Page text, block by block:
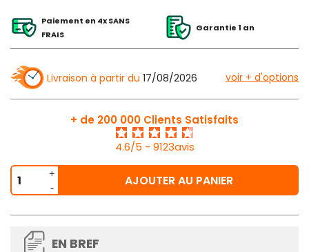
Paiement en 4x SANS
FRAIS
Garantie 1 an
Livraison à partir du 17/08/2026 voir + d'options
+ de 200 000 Clients Satisfaits
4.6/5 - 9123avis
AJOUTER AU PANIER
EN BREF